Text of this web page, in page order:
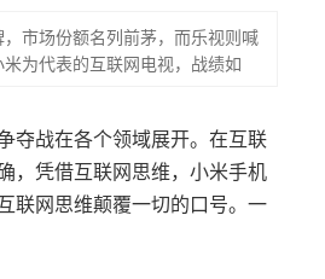
市场份额名列前茅，而乐视则喊
为代表的互联网电视，战绩如
夺战在各个领域展开。在互联
，凭借互联网思维，小米手机
联网思维颠覆一切的口号。一